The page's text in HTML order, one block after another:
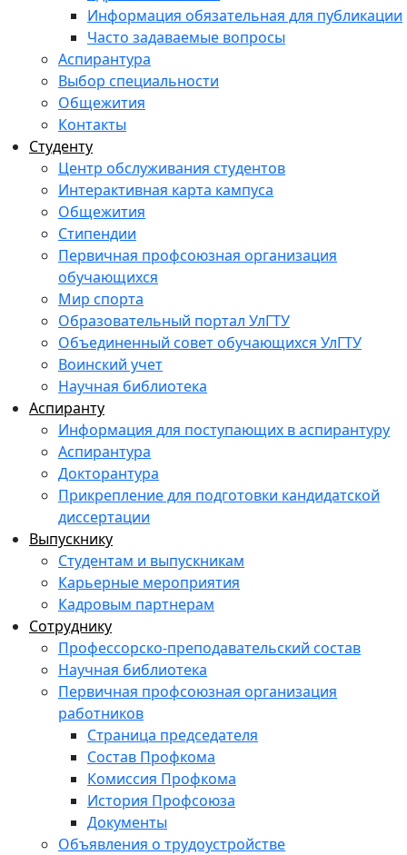
Информация обязательная для публикации
Часто задаваемые вопросы
Аспирантура
Выбор специальности
Общежития
Контакты
Студенту
Центр обслуживания студентов
Интерактивная карта кампуса
Общежития
Стипендии
Первичная профсоюзная организация
обучающихся
Мир спорта
Образовательный портал УлГТУ
Объединенный совет обучающихся УлГТУ
Воинский учет
Научная библиотека
Аспиранту
Информация для поступающих в аспирантуру
Аспирантура
Докторантура
Прикрепление для подготовки кандидатской
диссертации
Выпускнику
Студентам и выпускникам
Карьерные мероприятия
Кадровым партнерам
Сотруднику
Профессорско-преподавательский состав
Научная библиотека
Первичная профсоюзная организация
работников
Страница председателя
Состав Профкома
Комиссия Профкома
История Профсоюза
Документы
Объявления о трудоустройстве